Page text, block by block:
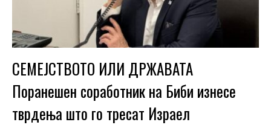
СЕМЕЈСТВОТО ИЛИ ДРЖАВАТА
Поранешен соработник на Биби изнесе
тврдења што го тресат Израел